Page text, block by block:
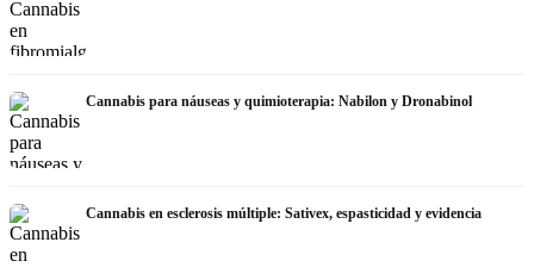
Cannabis para náuseas y quimioterapia: Nabilon y Dronabinol
Cannabis en esclerosis múltiple: Sativex, espasticidad y evidencia